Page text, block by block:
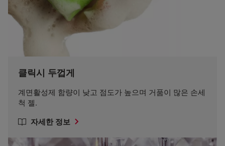
클릭시 두껍게
계면활성제 함량이 낮고 점도가 높으며 거품이 많은 손세
척 젤.
자세한 정보